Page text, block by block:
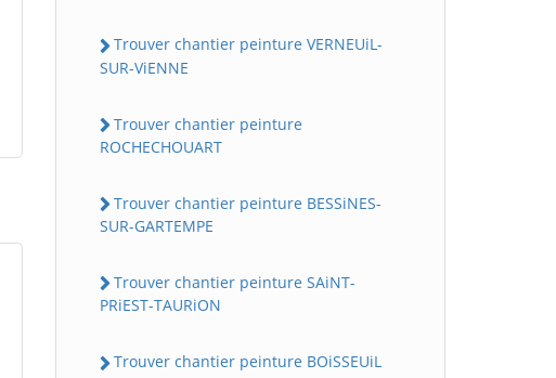
Trouver chantier peinture VERNEUiL-
SUR-ViENNE
Trouver chantier peinture
ROCHECHOUART
Trouver chantier peinture BESSiNES-
SUR-GARTEMPE
Trouver chantier peinture SAiNT-
PRiEST-TAURiON
Trouver chantier peinture BOiSSEUiL